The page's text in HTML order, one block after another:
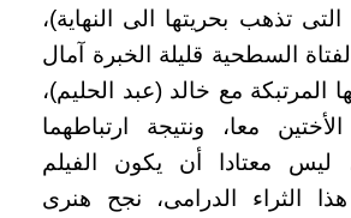
التى تذهب بحريتها الى النهاية)،
السطحية قليلة الخبرة آمال
المرتبكة مع خالد (عبد الحليم)،
معا، ونتيجة ارتباطهما
معتادا أن يكون الفيلم
هذا الثراء الدرامى، نجح هنرى